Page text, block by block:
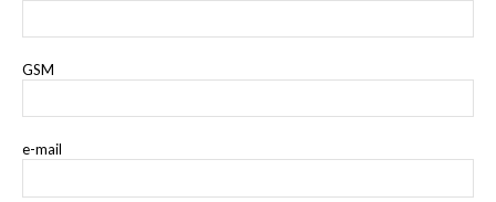
GSM
e-mail